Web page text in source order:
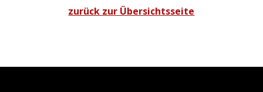
zurück zur Übersichtsseite